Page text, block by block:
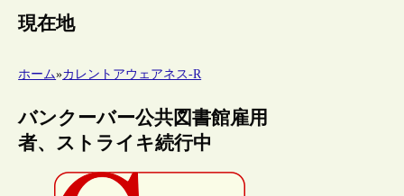
現在地
ホーム»カレントアウェアネス-R
バンクーバー公共図書館雇用
者、ストライキ続行中